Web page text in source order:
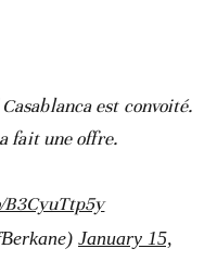
est convoité.
fait une offre.
January 15,